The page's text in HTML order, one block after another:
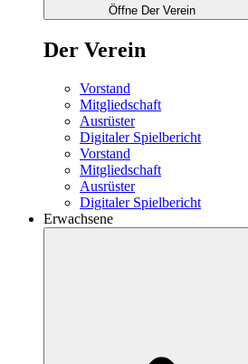
Öffne Der Verein
Der Verein
Vorstand
Mitgliedschaft
Ausrüster
Digitaler Spielbericht
Vorstand
Mitgliedschaft
Ausrüster
Digitaler Spielbericht
Erwachsene